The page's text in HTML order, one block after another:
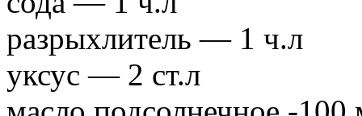
разрыхлитель — 1 ч.л
уксус — 2 ст.л